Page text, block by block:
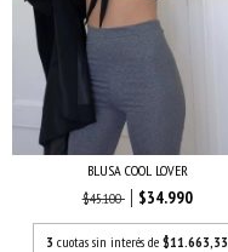
BLUSA COOL LOVER
$45.100
$34.990
3 cuotas sin interés de$11.663,33